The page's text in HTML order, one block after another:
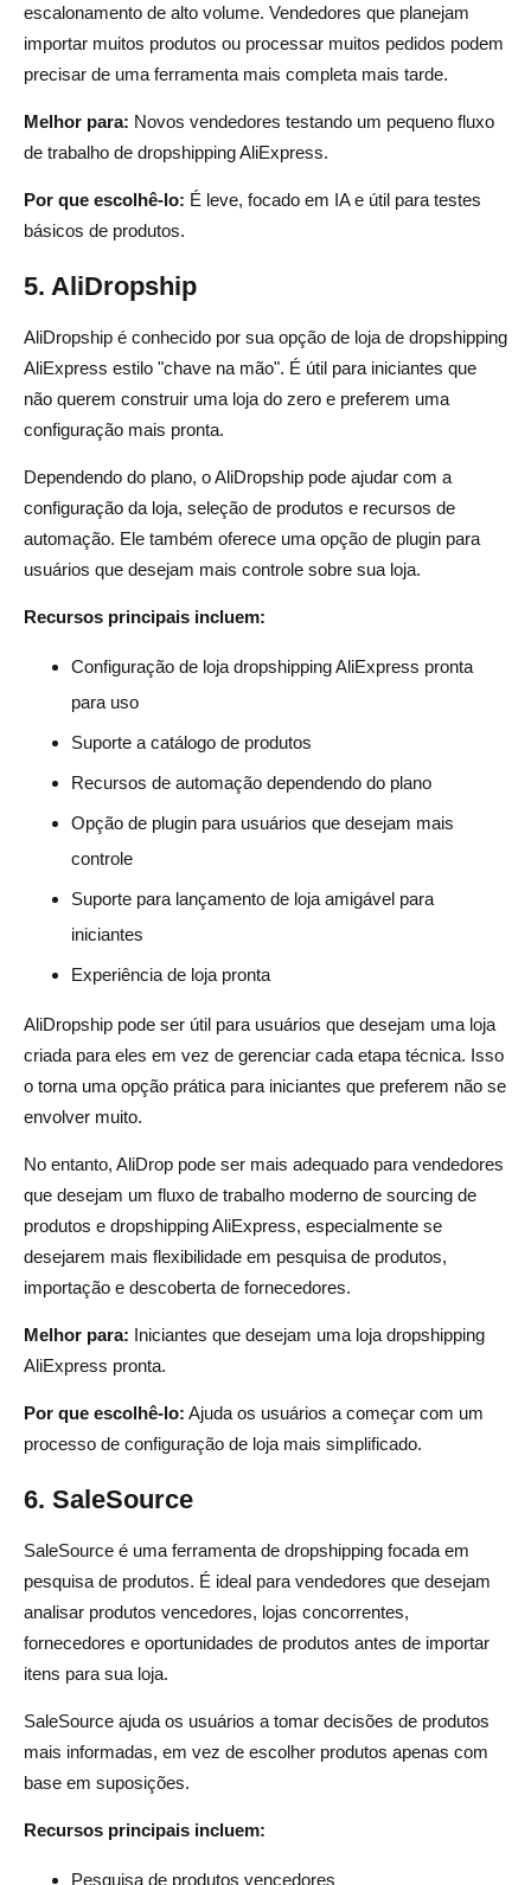
escalonamento de alto volume. Vendedores que planejam
importar muitos produtos ou processar muitos pedidos podem
precisar de uma ferramenta mais completa mais tarde.
Melhor para: Novos vendedores testando um pequeno fluxo
de trabalho de dropshipping AliExpress.
Por que escolhê-lo: É leve, focado em IA e útil para testes
básicos de produtos.
5. AliDropship
AliDropship é conhecido por sua opção de loja de dropshipping
AliExpress estilo "chave na mão". É útil para iniciantes que
não querem construir uma loja do zero e preferem uma
configuração mais pronta.
Dependendo do plano, o AliDropship pode ajudar com a
configuração da loja, seleção de produtos e recursos de
automação. Ele também oferece uma opção de plugin para
usuários que desejam mais controle sobre sua loja.
Recursos principais incluem:
Configuração de loja dropshipping AliExpress pronta
para uso
Suporte a catálogo de produtos
Recursos de automação dependendo do plano
Opção de plugin para usuários que desejam mais
controle
Suporte para lançamento de loja amigável para
iniciantes
Experiência de loja pronta
AliDropship pode ser útil para usuários que desejam uma loja
criada para eles em vez de gerenciar cada etapa técnica. Isso
o torna uma opção prática para iniciantes que preferem não se
envolver muito.
No entanto, AliDrop pode ser mais adequado para vendedores
que desejam um fluxo de trabalho moderno de sourcing de
produtos e dropshipping AliExpress, especialmente se
desejarem mais flexibilidade em pesquisa de produtos,
importação e descoberta de fornecedores.
Melhor para: Iniciantes que desejam uma loja dropshipping
AliExpress pronta.
Por que escolhê-lo: Ajuda os usuários a começar com um
processo de configuração de loja mais simplificado.
6. SaleSource
SaleSource é uma ferramenta de dropshipping focada em
pesquisa de produtos. É ideal para vendedores que desejam
analisar produtos vencedores, lojas concorrentes,
fornecedores e oportunidades de produtos antes de importar
itens para sua loja.
SaleSource ajuda os usuários a tomar decisões de produtos
mais informadas, em vez de escolher produtos apenas com
base em suposições.
Recursos principais incluem:
Pesquisa de produtos vencedores